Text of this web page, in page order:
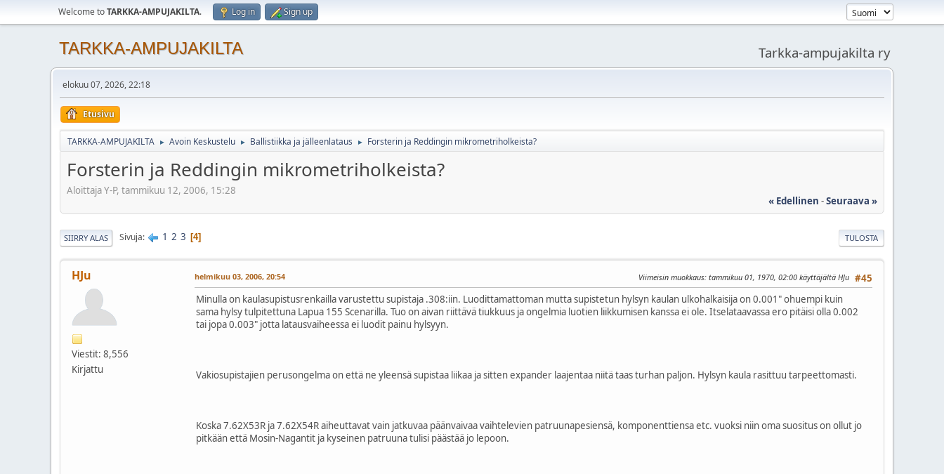
Welcome toTARKKA-AMPUJAKILTA. Log in Sign up
TARKKA-AMPUJAKILTA Tarkka-ampujakilta ry
elokuu 07, 2026, 22:18
Etusivu
TARKKA-AMPUJAKILTA ► Avoin Keskustelu ► Ballistiikka ja jälleenlataus ► Forsterin ja Reddingin mikrometriholkeista?
Forsterin ja Reddingin mikrometriholkeista?
Aloittaja Y-P, tammikuu 12, 2006, 15:28
« Edellinen -Seuraava »
TULOSTA
SIIRRY ALAS Sivuja 1 2 3 4
HJu
Viestit: 8,556
Kirjattu
#45
helmikuu 03, 2006, 20:54 Viimeisin muokkaus: tammikuu 01, 1970, 02:00 käyttäjältä HJu
Minulla on kaulasupistusrenkailla varustettu supistaja .308:iin. Luodittamattoman mutta supistetun hylsyn kaulan ulkohalkaisija on 0.001" ohuempi kuin
sama hylsy tulpitettuna Lapua 155 Scenarilla. Tuo on aivan riittävä tiukkuus ja ongelmia luotien liikkumisen kanssa ei ole. Itselataavassa ero pitäisi olla 0.002
tai jopa 0.003" jotta latausvaiheessa ei luodit painu hylsyyn.
Vakiosupistajien perusongelma on että ne yleensä supistaa liikaa ja sitten expander laajentaa niitä taas turhan paljon. Hylsyn kaula rasittuu tarpeettomasti.
Koska 7.62X53R ja 7.62X54R aiheuttavat vain jatkuvaa päänvaivaa vaihtelevien patruunapesiensä, komponenttiensa etc. vuoksi niin oma suositus on ollut jo
pitkään että Mosin-Nagantit ja kyseinen patruuna tulisi päästää jo lepoon.